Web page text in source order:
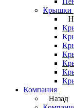
Крышки
Компания
Назад